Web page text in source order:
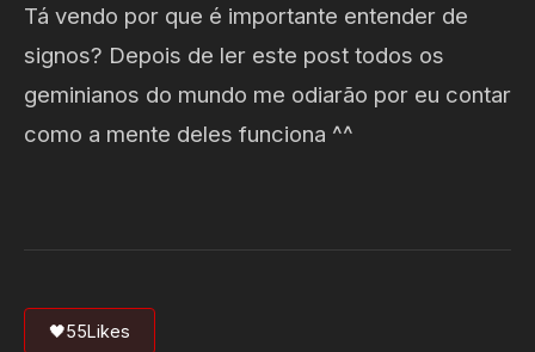
Tá vendo por que é importante entender de
signos? Depois de ler este post todos os
geminianos do mundo me odiarão por eu contar
como a mente deles funciona ^^
🖤55Likes